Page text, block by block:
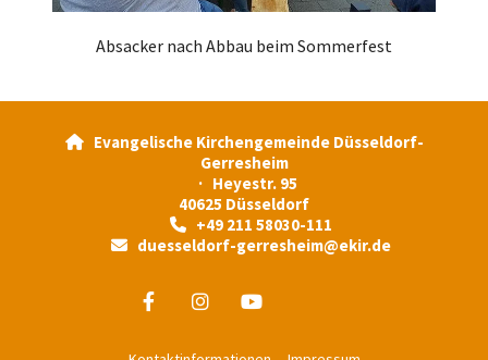
Absacker nach Abbau beim Sommerfest
Evangelische Kirchengemeinde Düsseldorf-
Gerresheim
· Heyestr. 95
40625 Düsseldorf
+49 211 58030-111
duesseldorf-gerresheim@ekir.de